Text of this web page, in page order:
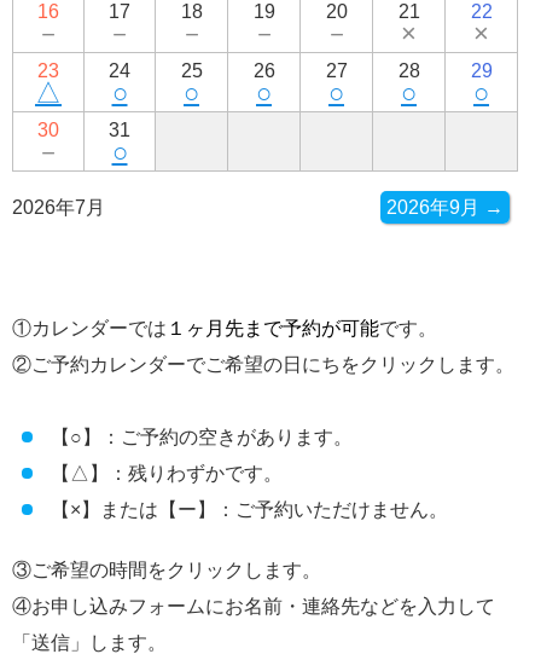
16
－
17
－
18
－
19
－
20
－
21
×
22
×
23
△
24
○
25
○
26
○
27
○
28
○
29
○
30
－
31
○
2026年7月 2026年9月 →
①カレンダーでは １ヶ月先まで予約が可能です。
②ご予約カレンダーでご希望の日にちをクリックします。
【○】：ご予約の空きがあります。
【△】：残りわずかです。
【×】または【ー】：ご予約いただけません。
③ご希望の時間をクリックします。
④お申し込みフォームにお名前・連絡先などを入力して
「送信」します。